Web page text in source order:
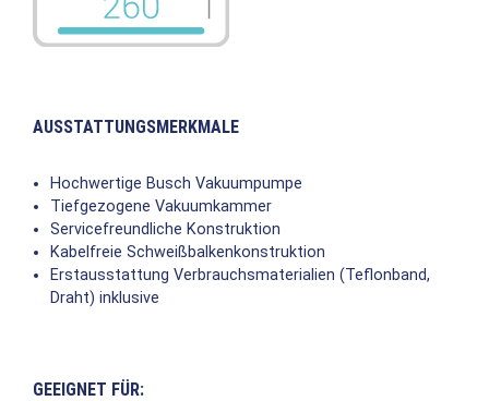
AUSSTATTUNGSMERKMALE
Hochwertige Busch Vakuumpumpe
Tiefgezogene Vakuumkammer
Servicefreundliche Konstruktion
Kabelfreie Schweißbalkenkonstruktion
Erstausstattung Verbrauchsmaterialien (Teflonband,
Draht) inklusive
GEEIGNET FÜR: